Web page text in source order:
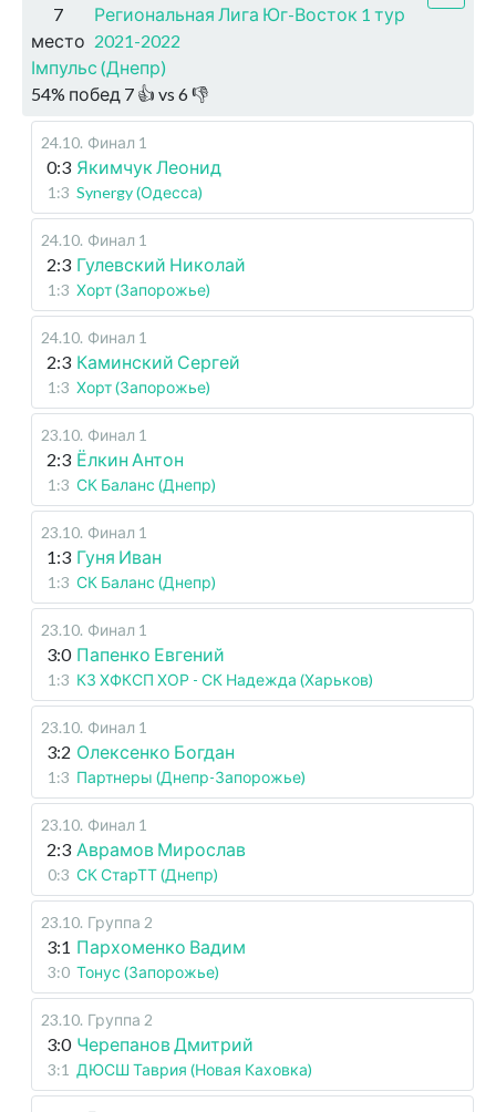
7
место
Региональная Лига Юг-Восток 1 тур
2021-2022
Імпульс (Днепр)
54% побед 7 👍 vs 6👎
24.10. Финал 1
0:3 Якимчук Леонид
1:3 Synergy (Одесса)
24.10. Финал 1
2:3 Гулевский Николай
1:3 Хорт (Запорожье)
24.10. Финал 1
2:3 Каминский Сергей
1:3 Хорт (Запорожье)
23.10. Финал 1
2:3 Ёлкин Антон
1:3 СК Баланс (Днепр)
23.10. Финал 1
1:3 Гуня Иван
1:3 СК Баланс (Днепр)
23.10. Финал 1
3:0 Папенко Евгений
1:3 КЗ ХФКСП ХОР - СК Надежда (Харьков)
23.10. Финал 1
3:2 Олексенко Богдан
1:3 Партнеры (Днепр-Запорожье)
23.10. Финал 1
2:3 Аврамов Мирослав
0:3 СК СтарТТ (Днепр)
23.10. Группа 2
3:1 Пархоменко Вадим
3:0 Тонус (Запорожье)
23.10. Группа 2
3:0 Черепанов Дмитрий
3:1 ДЮСШ Таврия (Новая Каховка)